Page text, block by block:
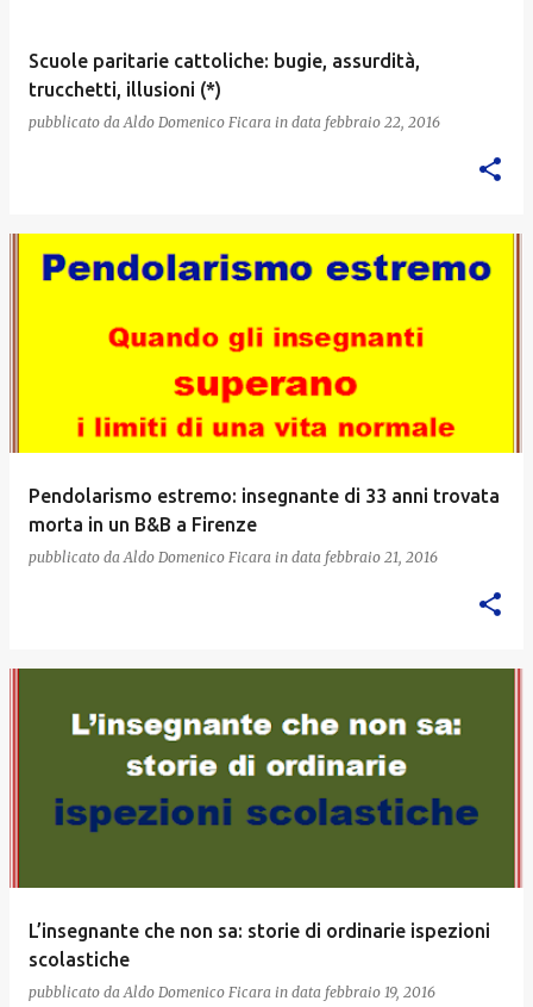
Scuole paritarie cattoliche: bugie, assurdità,
trucchetti, illusioni (*)
pubblicato da Aldo Domenico Ficara in data febbraio 22, 2016
Pendolarismo estremo: insegnante di 33 anni trovata
morta in un B&B a Firenze
pubblicato da Aldo Domenico Ficara in data febbraio 21, 2016
L’insegnante che non sa: storie di ordinarie ispezioni
scolastiche
pubblicato da Aldo Domenico Ficara in data febbraio 19, 2016